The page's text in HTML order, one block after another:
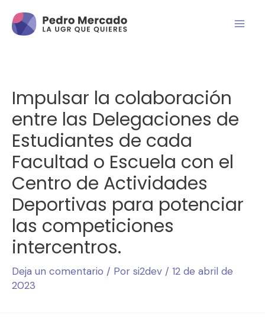
Impulsar la colaboración
entre las Delegaciones de
Estudiantes de cada
Facultad o Escuela con el
Centro de Actividades
Deportivas para potenciar
las competiciones
intercentros.
Deja un comentario / Por si2dev / 12 de abril de
2023